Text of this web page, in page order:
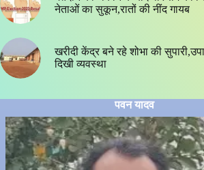
नेताओं का सुकून,रातों की नींद गायब
खरीदी केंद्र बने रहे शोभा की
दिखी व्यवस्था
पवन यादव